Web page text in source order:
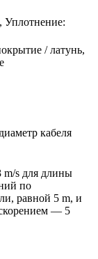
Уплотнение:
/ латунь,
кабеля
m/s для длины
по
равной 5 m, и
— 5